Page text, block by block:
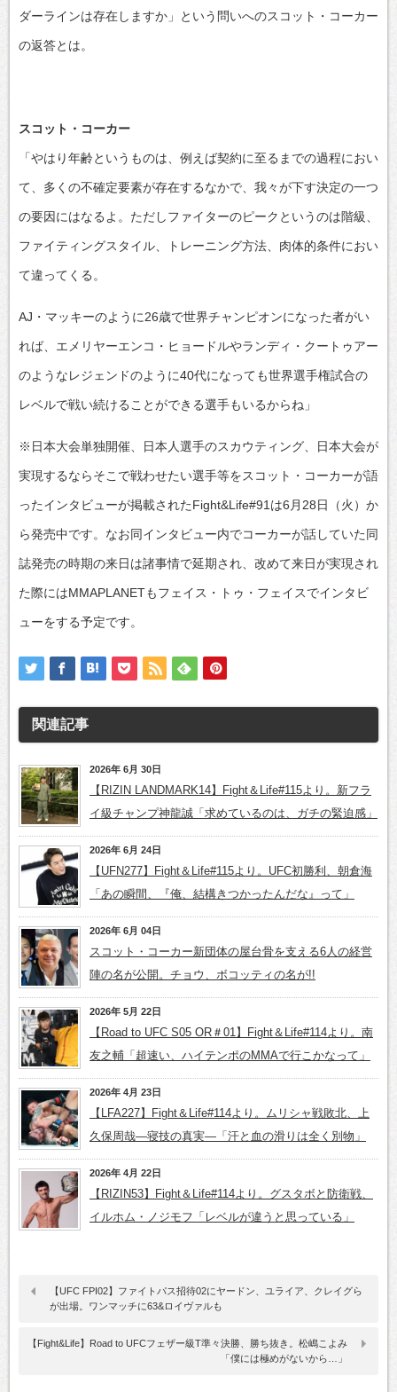
ダーラインは存在しますか」という問いへのスコット・コーカー
の返答とは。
スコット・コーカー
「やはり年齢というものは、例えば契約に至るまでの過程におい
て、多くの不確定要素が存在するなかで、我々が下す決定の一つ
の要因にはなるよ。ただしファイターのピークというのは階級、
ファイティングスタイル、トレーニング方法、肉体的条件におい
て違ってくる。
AJ・マッキーのように26歳で世界チャンピオンになった者がい
れば、エメリヤーエンコ・ヒョードルやランディ・クートゥアー
のようなレジェンドのように40代になっても世界選手権試合の
レベルで戦い続けることができる選手もいるからね」
※日本大会単独開催、日本人選手のスカウティング、日本大会が
実現するならそこで戦わせたい選手等をスコット・コーカーが語
ったインタビューが掲載されたFight&Life#91は6月28日（火）か
ら発売中です。なお同インタビュー内でコーカーが話していた同
誌発売の時期の来日は諸事情で延期され、改めて来日が実現され
た際にはMMAPLANETもフェイス・トゥ・フェイスでインタビ
ューをする予定です。
関連記事
2026年 6月 30日
【RIZIN LANDMARK14】Fight＆Life#115より。新フラ
イ級チャンプ神龍誠「求めているのは、ガチの緊迫感」
2026年 6月 24日
【UFN277】Fight＆Life#115より。UFC初勝利、朝倉海
「あの瞬間、『俺、結構きつかったんだな』って」
2026年 6月 04日
スコット・コーカー新団体の屋台骨を支える6人の経営
陣の名が公開。チョウ、ボコッティの名が!!
2026年 5月 22日
【Road to UFC S05 OR＃01】Fight＆Life#114より。南
友之輔「超速い、ハイテンポのMMAで行こかなって」
2026年 4月 23日
【LFA227】Fight＆Life#114より。ムリシャ戦敗北、上
久保周哉―寝技の真実―「汗と血の滑りは全く別物」
2026年 4月 22日
【RIZIN53】Fight＆Life#114より。グスタボと防衛戦、
イルホム・ノジモフ「レベルが違うと思っている」
【UFC FPI02】ファイトパス招待02にヤードン、ユライア、クレイグら
が出場。ワンマッチに63&ロイヴァルも
【Fight&Life】Road to UFCフェザー級T準々決勝、勝ち抜き。松嶋こよみ
「僕には極めがないから…」